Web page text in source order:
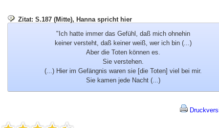
Zitat: S.187 (Mitte), Hanna spricht hier
"Ich hatte immer das Gefühl, daß mich ohnehin
keiner versteht, daß keiner weiß, wer ich bin (...)
Aber die Toten können es.
Sie verstehen.
(...) Hier im Gefängnis waren sie [die Toten] viel bei mir.
Sie kamen jede Nacht (...)